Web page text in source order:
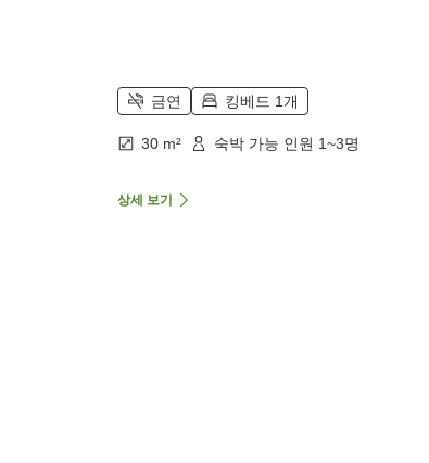
금연 킹베드 1개
30 m² 숙박 가능 인원 1~3명
상세 보기